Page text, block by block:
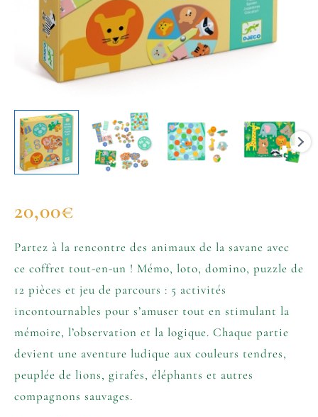
20,00€
Partez à la rencontre des animaux de la savane avec
ce coffret tout-en-un ! Mémo, loto, domino, puzzle de
12 pièces et jeu de parcours : 5 activités
incontournables pour s’amuser tout en stimulant la
mémoire, l’observation et la logique. Chaque partie
devient une aventure ludique aux couleurs tendres,
peuplée de lions, girafes, éléphants et autres
compagnons sauvages.